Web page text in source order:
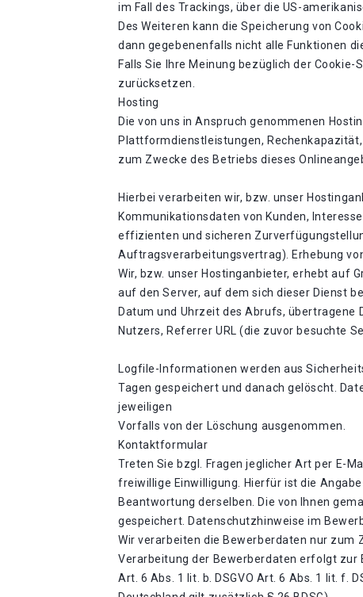
im Fall des Trackings, über die US-
Des Weiteren kann die Speicherung von
dann gegebenenfalls nicht alle Funktionen
Falls Sie Ihre Meinung bezüglich der
zurücksetzen.
Hosting
Die von uns in Anspruch genommenen
Plattformdienstleistungen,
zum Zwecke des Betriebs dieses
Hierbei verarbeiten wir, bzw. unser
Kommunikationsdaten von Kunden,
effizienten und sicheren
Auftragsverarbeitungsvertrag). Erhebung
Wir, bzw. unser Hostinganbieter, erhebt auf
auf den Server, auf dem sich dieser Dienst
Datum und Uhrzeit des Abrufs,
Nutzers, Referrer URL (die zuvor besuchte
Logfile-Informationen werden aus
Tagen gespeichert und danach gelöscht.
jeweiligen
Vorfalls von der Löschung ausgenommen.
Kontaktformular
Treten Sie bzgl. Fragen jeglicher Art per E-
freiwillige Einwilligung. Hierfür ist die
Beantwortung derselben. Die von Ihnen
gespeichert. Datenschutzhinweise im
Wir verarbeiten die Bewerberdaten nur zum
Verarbeitung der Bewerberdaten erfolgt zur
Art. 6 Abs. 1 lit. b. DSGVO Art. 6 Abs. 1 lit. f.